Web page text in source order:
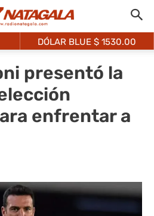
DÓLAR BLUE $ 1530.00
presentó la
enfrentar a